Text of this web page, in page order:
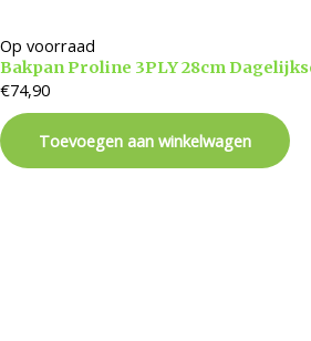
Op voorraad
Bakpan Proline 3PLY 28cm
€74,90
Toevoegen aan winkelwagen